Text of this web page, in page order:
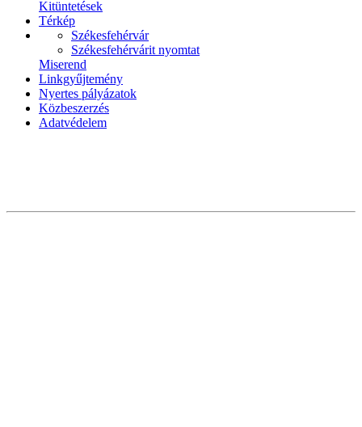
Kitüntetések
Térkép
Székesfehérvár
Székesfehérvárit nyomtat
Miserend
Linkgyűjtemény
Nyertes pályázatok
Közbeszerzés
Adatvédelem